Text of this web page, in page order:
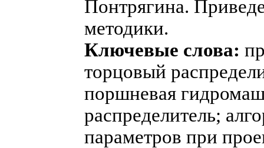
Понтрягина.
методики.
Ключевые слова:
торцовый
поршневая
распределитель;
параметров при